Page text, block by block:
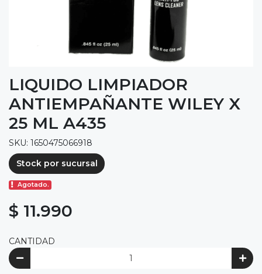
LIQUIDO LIMPIADOR
ANTIEMPAÑANTE WILEY X
25 ML A435
SKU: 1650475066918
Stock por sucursal
Agotado.
$ 11.990
CANTIDAD